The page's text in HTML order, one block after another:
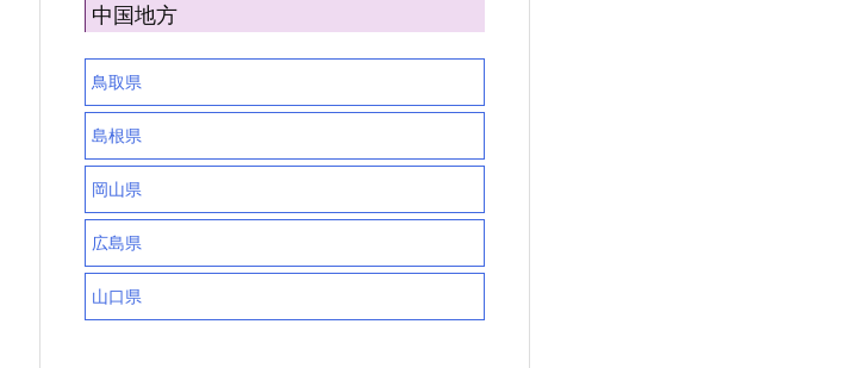
中国地方
鳥取県
島根県
岡山県
広島県
山口県